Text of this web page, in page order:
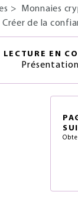
>
Monnaies
de la
LECTURE EN
Présentation